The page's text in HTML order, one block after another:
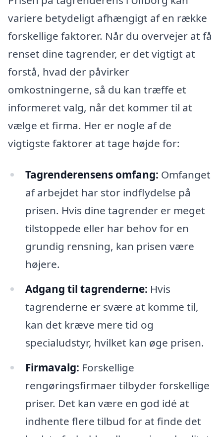
variere betydeligt afhængigt af en række
forskellige faktorer. Når du overvejer at få
renset dine tagrender, er det vigtigt at
forstå, hvad der påvirker
omkostningerne, så du kan træffe et
informeret valg, når det kommer til at
vælge et firma. Her er nogle af de
vigtigste faktorer at tage højde for:
Tagrenderensens omfang: Omfanget
af arbejdet har stor indflydelse på
prisen. Hvis dine tagrender er meget
tilstoppede eller har behov for en
grundig rensning, kan prisen være
højere.
Adgang til tagrenderne: Hvis
tagrenderne er svære at komme til,
kan det kræve mere tid og
specialudstyr, hvilket kan øge prisen.
Firmavalg: Forskellige
rengøringsfirmaer tilbyder forskellige
priser. Det kan være en god idé at
indhente flere tilbud for at finde det